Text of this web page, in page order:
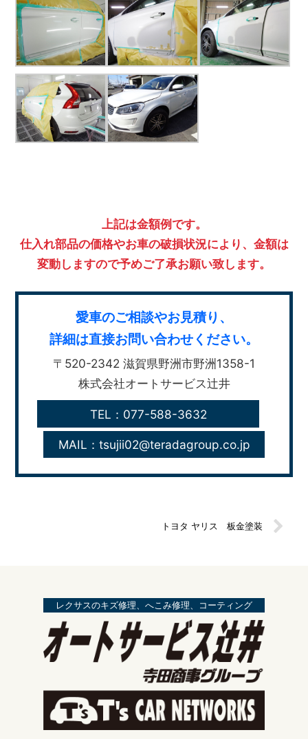
上記は金額例です。
仕入れ部品の価格やお車の破損状況により、金額は
変動しますので予めご了承お願い致します。
愛車のご相談やお見積り、
詳細は直接お問い合わせください。
〒520-2342 滋賀県野洲市野洲1358-1
株式会社オートサービス辻井
TEL：077-588-3632
MAIL：tsujii02@teradagroup.co.jp
トヨタ ヤリス 板金塗装
レクサスのキズ修理、へこみ修理、コーティング